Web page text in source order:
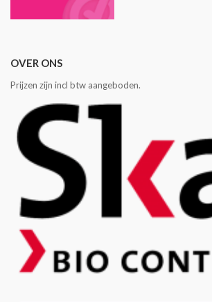
OVER ONS
Prijzen zijn incl btw aangeboden.